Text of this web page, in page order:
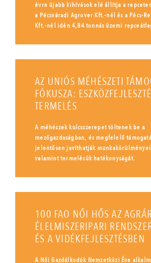
évre újabb kihívások elé állítja a
a Pécsváradi Agrover Kft.-nél és a Pécs-
Kft.-nél idén 4,84 tonnás üzemi
AZ UNIÓS MÉHÉSZETI
FÓKUSZA:
TERMELÉS
A méhészek kulcsszerepet töltenek be a
mezőgazdaságban, és megfelelő
jelentősen javíthatják
valamint termelésük hatékonyságát.
100 FAO NŐI HŐS AZ
ÉLELMISZERIPARI
ÉS A VIDÉKFEJLESZTÉSBEN
A Női Gazdálkodók Nemzetközi Éve